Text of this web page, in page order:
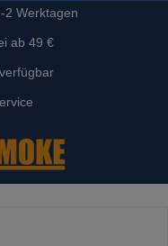
2 Werktagen
ab 49 €